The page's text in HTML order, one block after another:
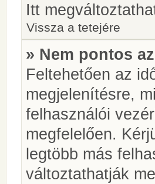
Itt
Vissza a tetejére
» Nem pontos
Feltehetően az
megjelenítésre,
felhasználói
megfelelően.
legtöbb más
változtathatják